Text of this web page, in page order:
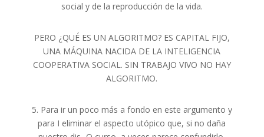
social y de la reproducción de la vida.
PERO ¿QUÉ ES UN ALGORITMO? ES CAPITAL FIJO,
UNA MÁQUINA NACIDA DE LA INTELIGENCIA
COOPERATIVA SOCIAL. SIN TRABAJO VIVO NO HAY
ALGORITMO.
5. Para ir un poco más a fondo en este argumento y
para I eliminar el aspecto utópico que, si no daña